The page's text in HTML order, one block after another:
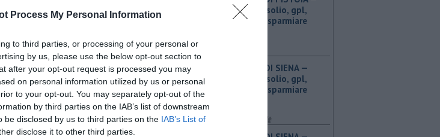
Process My Personal Information
to third parties, or processing of your personal or
by us, please use the below opt-out section to
after your opt-out request is processed you may
on personal information utilized by us or personal
to your opt-out. You may separately opt-out of the
by third parties on the IAB’s list of downstream
be disclosed by us to third parties on the IAB’s List of
disclose it to other third parties.
al contrasto delle malattie
SABATO16 GIUGNO 2018ORE 16:15
continua a tremare
si è verificata a poche ore di distanza
a Licciana Nardi
Benzina, gasolio, gpl,
ecco dove risparmiare
PROVINCIA DI SIENA — ​
Benzina, gasolio, gpl,
ecco dove risparmiare